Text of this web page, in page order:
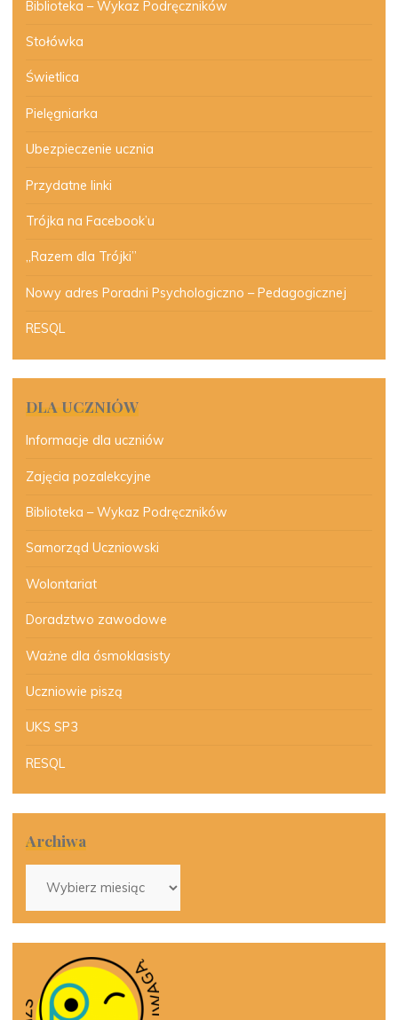
Biblioteka – Wykaz Podręczników
Stołówka
Świetlica
Pielęgniarka
Ubezpieczenie ucznia
Przydatne linki
Trójka na Facebook’u
„Razem dla Trójki”
Nowy adres Poradni Psychologiczno – Pedagogicznej
RESQL
DLA UCZNIÓW
Informacje dla uczniów
Zajęcia pozalekcyjne
Biblioteka – Wykaz Podręczników
Samorząd Uczniowski
Wolontariat
Doradztwo zawodowe
Ważne dla ósmoklasisty
Uczniowie piszą
UKS SP3
RESQL
Archiwa